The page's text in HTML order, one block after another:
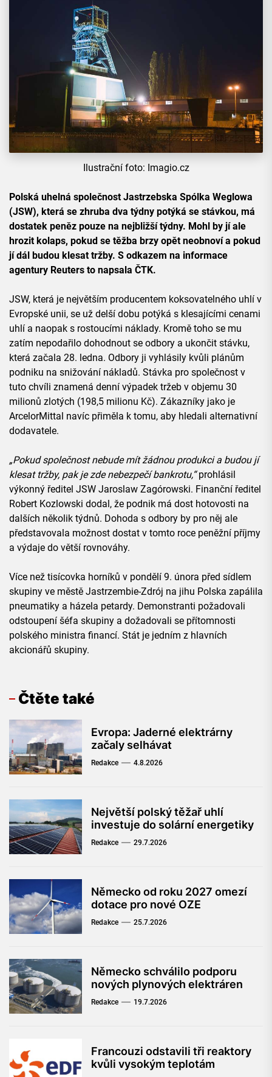
Ilustrační foto: Imagio.cz
Polská uhelná společnost Jastrzebska Spólka Weglowa
(JSW), která se zhruba dva týdny potýká se stávkou, má
dostatek peněz pouze na nejbližší týdny. Mohl by jí ale
hrozit kolaps, pokud se těžba brzy opět neobnoví a pokud
jí dál budou klesat tržby. S odkazem na informace
agentury Reuters to napsala ČTK.
JSW, která je největším producentem koksovatelného uhlí v
Evropské unii, se už delší dobu potýká s klesajícími cenami
uhlí a naopak s rostoucími náklady. Kromě toho se mu
zatím nepodařilo dohodnout se odbory a ukončit stávku,
která začala 28. ledna. Odbory ji vyhlásily kvůli plánům
podniku na snižování nákladů. Stávka pro společnost v
tuto chvíli znamená denní výpadek tržeb v objemu 30
milionů zlotých (198,5 milionu Kč). Zákazníky jako je
ArcelorMittal navíc přiměla k tomu, aby hledali alternativní
dodavatele.
„Pokud společnost nebude mít žádnou produkci a budou jí
klesat tržby, pak je zde nebezpečí bankrotu,“prohlásil
výkonný ředitel JSW Jaroslaw Zagórowski. Finanční ředitel
Robert Kozlowski dodal, že podnik má dost hotovosti na
dalších několik týdnů. Dohoda s odbory by pro něj ale
představovala možnost dostat v tomto roce peněžní příjmy
a výdaje do větší rovnováhy.
Více než tisícovka horníků v pondělí 9. února před sídlem
skupiny ve městě Jastrzembie-Zdrój na jihu Polska zapálila
pneumatiky a házela petardy. Demonstranti požadovali
odstoupení šéfa skupiny a dožadovali se přítomnosti
polského ministra financí. Stát je jedním z hlavních
akcionářů skupiny.
Čtěte také
Evropa: Jaderné elektrárny
začaly selhávat
Redakce 4.8.2026
Největší polský těžař uhlí
investuje do solární energetiky
Redakce 29.7.2026
Německo od roku 2027 omezí
dotace pro nové OZE
Redakce 25.7.2026
Německo schválilo podporu
nových plynových elektráren
Redakce 19.7.2026
Francouzi odstavili tři reaktory
kvůli vysokým teplotám